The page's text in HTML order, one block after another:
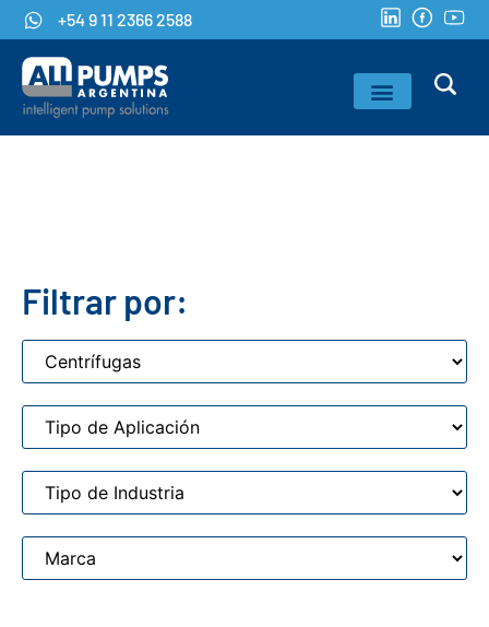
+54 9 11 2366 2588
Filtrar por: